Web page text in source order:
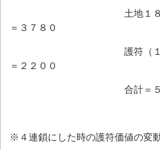
土地１８０＋７２
＝３７８０
護符（１２＋５＋
＝２２００
合計＝５９
※４連鎖にした時の護符価値の変